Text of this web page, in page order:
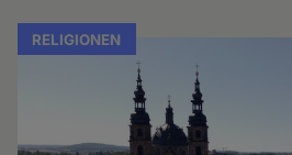
RELIGIONEN